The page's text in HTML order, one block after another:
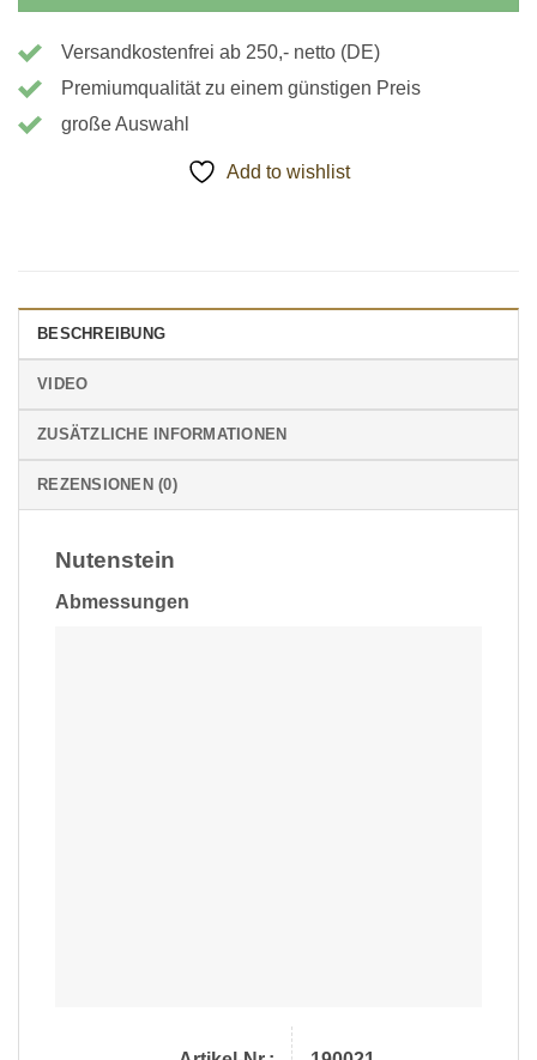
Versandkostenfrei ab 250,- netto (DE)
Premiumqualität zu einem günstigen Preis
große Auswahl
Add to wishlist
BESCHREIBUNG
VIDEO
ZUSÄTZLICHE INFORMATIONEN
REZENSIONEN (0)
Nutenstein
Abmessungen